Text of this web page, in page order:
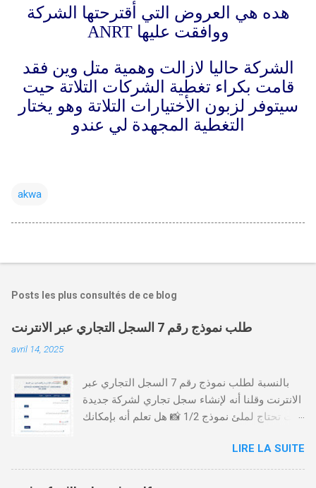
هده هي العروض التي أقترحتها الشركة
ووافقت عليها ANRT
الشركة حاليا لازالت وهمية متل وين فقد
قامت بكراء تغطية الشركات التلاتة حيت
سيتوفر لزبون الأختيارات التلاتة وهو يختار
التغطية المجهدة لي عندو
akwa
Posts les plus consultés de ce blog
طلب نموذج رقم 7 السجل التجاري عبر الانترنت
avril 14, 2025
بالنسبة لطلب نموذج رقم 7 السجل التجاري عبر
الانترنت وقلنا أنه لإنشاء سجل تجاري لشركة جديدة
أنت تحتاج لملئ نموذج 1/2 📸 هل تعلم أنه بإمكانك
من خلال الموقع التابع لوزارة العدل، بدون الحاجة
للتنقل للمحكمة التجارية
https://servicesenligne.justice.gov.ma كيفية
LIRE LA SUITE